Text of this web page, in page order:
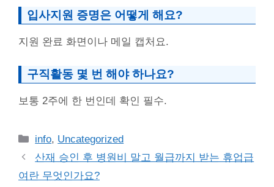
입사지원 증명은 어떻게 해요?
지원 완료 화면이나 메일 캡처요.
구직활동 몇 번 해야 하나요?
보통 2주에 한 번인데 확인 필수.
Categories
info, Uncategorized
산재 승인 후 병원비 말고 월급까지 받는 휴업급
여란 무엇인가요?